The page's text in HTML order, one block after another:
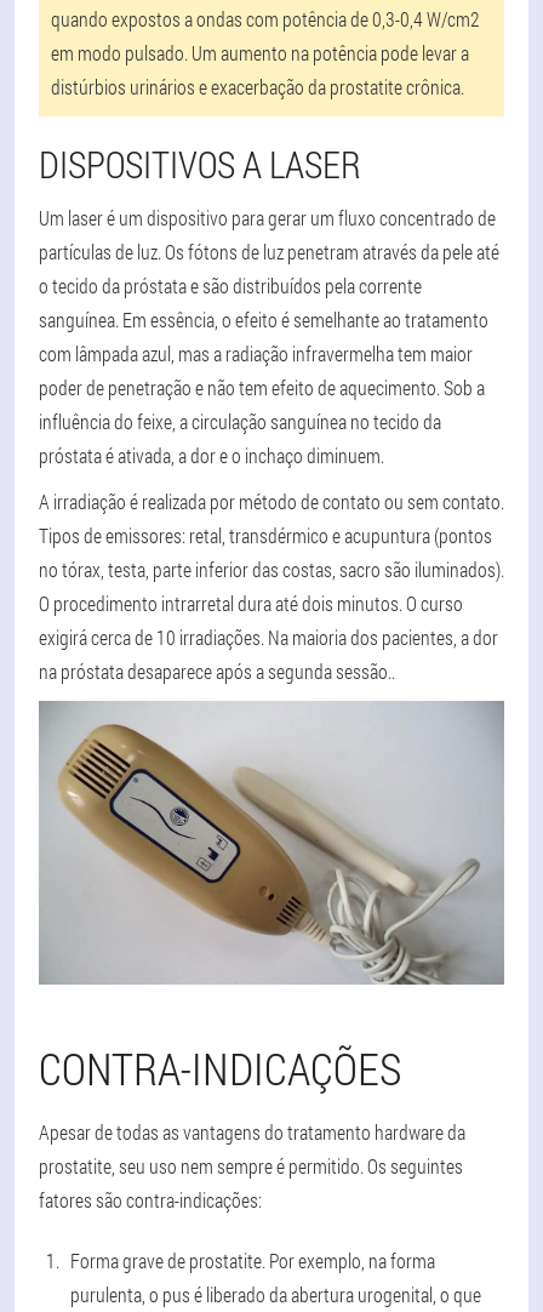
quando expostos a ondas com potência de 0,3-0,4 W/cm2
em modo pulsado. Um aumento na potência pode levar a
distúrbios urinários e exacerbação da prostatite crônica.
DISPOSITIVOS A LASER
Um laser é um dispositivo para gerar um fluxo concentrado de
partículas de luz. Os fótons de luz penetram através da pele até
o tecido da próstata e são distribuídos pela corrente
sanguínea. Em essência, o efeito é semelhante ao tratamento
com lâmpada azul, mas a radiação infravermelha tem maior
poder de penetração e não tem efeito de aquecimento.Sob a
influência do feixe, a circulação sanguínea no tecido da
próstata é ativada, a dor e o inchaço diminuem.
A irradiação é realizada por método de contato ou sem contato.
Tipos de emissores: retal, transdérmico e acupuntura (pontos
no tórax, testa, parte inferior das costas, sacro são iluminados).
O procedimento intrarretal dura até dois minutos. O curso
exigirá cerca de 10 irradiações.Na maioria dos pacientes, a dor
na próstata desaparece após a segunda sessão..
CONTRA-INDICAÇÕES
Apesar de todas as vantagens do tratamento hardware da
prostatite, seu uso nem sempre é permitido. Os seguintes
fatores são contra-indicações:
Forma grave de prostatite. Por exemplo, na forma
purulenta, o pus é liberado da abertura urogenital, o que